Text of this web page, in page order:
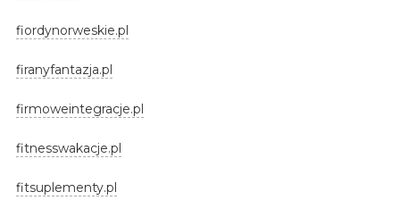
fiordynorweskie.pl
firanyfantazja.pl
firmoweintegracje.pl
fitnesswakacje.pl
fitsuplementy.pl